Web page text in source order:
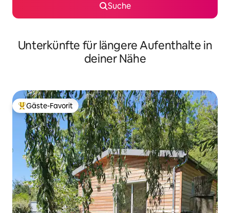
Suche
Unterkünfte für längere Aufenthalte in
deiner Nähe
Beliebter Gäste-Favorit.
Gäste-Favorit